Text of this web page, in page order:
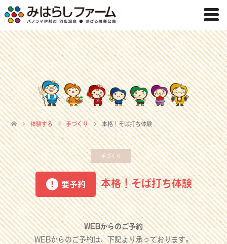
体験する 手づくり 本格！そば打ち体験
手づくり
要予約 本格！そば打ち体験
WEBからのご予約
WEBからのご予約は、下記より承っております。